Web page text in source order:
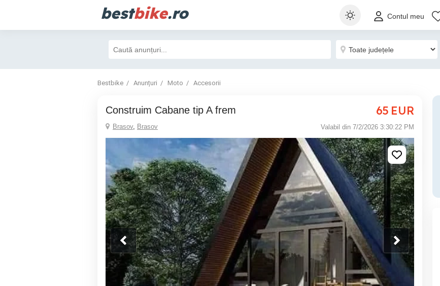
bestbike.ro Contul meu
Bestbike Anunțuri Moto Accesorii
Construim Cabane tip A frem 65 EUR
Brasov, Brasov Valabil din 7/2/2026 3:30:22 PM